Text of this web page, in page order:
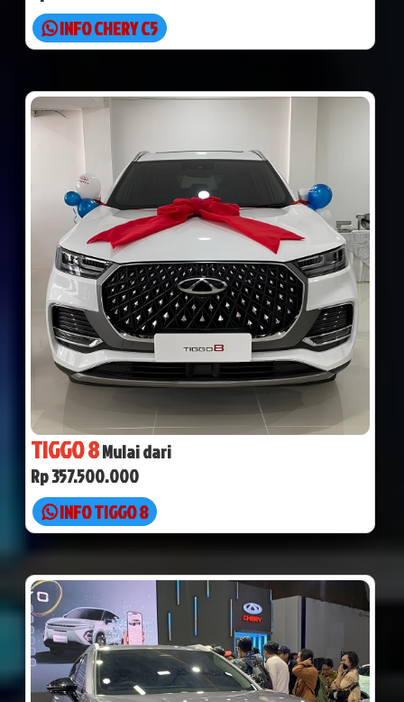
INFO CHERY C5
TIGGO 8Mulai dari
Rp 357.500.000
INFO TIGGO 8